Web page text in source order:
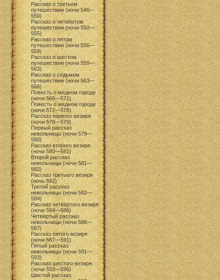
Рассказ о третьем
путешествии (ночи 546—
550)
Рассказ о четвёртом
путешествии (ночи 550—
555)
Рассказ о пятом
путешествии (ночи 556—
559)
Рассказ о шестом
путешествии (ночи 559—
563)
Рассказ о седьмом
путешествии (ночи 563—
566)
Повесть о медном городе
(ночи 566—571)
Повесть о медном городе
(ночи 572—578)
Рассказ первого везиря
(ночи 578—579)
Первый рассказ
невольницы (ночи 579—
580)
Рассказ второго везиря
(ночи 580—581)
Второй рассказ
невольницы (ночи 581—
582)
Рассказ третьего везиря
(ночь 582)
Третий рассказ
невольницы (ночи 582—
584)
Рассказ четвёртого везиря
(ночи 584—586)
Четвёртый рассказ
невольницы (ночи 586—
587)
Рассказ пятого везиря
(ночи 587—591)
Пятый рассказ
невольницы (ночи 591—
593)
Рассказ шестого везиря
(ночи 593—596)
Шестой рассказ